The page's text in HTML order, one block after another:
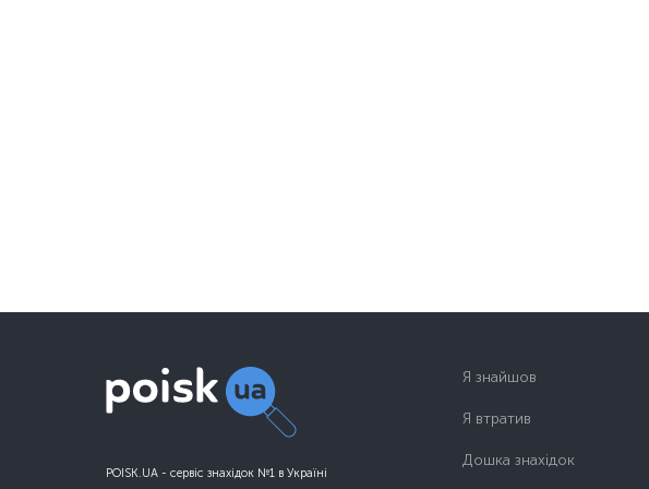
POISK.UA - сервіс знахідок №1 в Україні
Я знайшов
Я втратив
Дошка знахідок